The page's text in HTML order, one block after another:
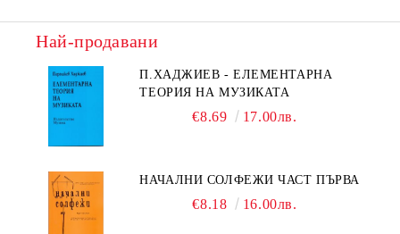
Най-продавани
П.ХАДЖИЕВ - ЕЛЕМЕНТАРНА
ТЕОРИЯ НА МУЗИКАТА
€8.69 17.00лв.
НАЧАЛНИ СОЛФЕЖИ ЧАСТ ПЪРВА
€8.18 16.00лв.